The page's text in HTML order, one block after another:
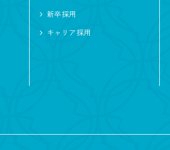
新卒採用
キャリア採用